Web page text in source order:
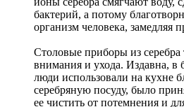
бактерий, а потому
организм человека, замедляя
Столовые приборы из серебра
внимания и ухода. Издавна, в
люди использовали на кухне
серебряную посуду, было
ее чистить от потемнения и